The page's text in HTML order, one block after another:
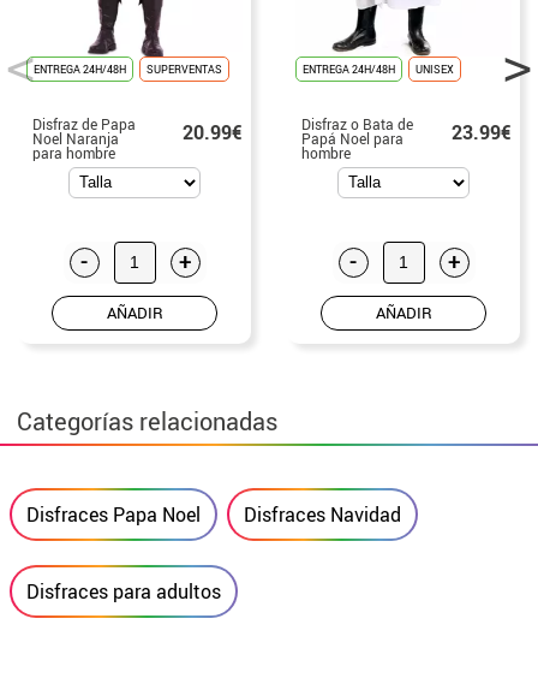
ENTREGA 24H/48H SUPERVENTAS
Disfraz de Papa
Noel Naranja
para hombre
20.99€
- +
AÑADIR
ENTREGA 24H/48H UNISEX
Disfraz o Bata de
Papá Noel para
hombre
23.99€
- +
AÑADIR
Categorías relacionadas
Disfraces Papa Noel Disfraces Navidad
Disfraces para adultos